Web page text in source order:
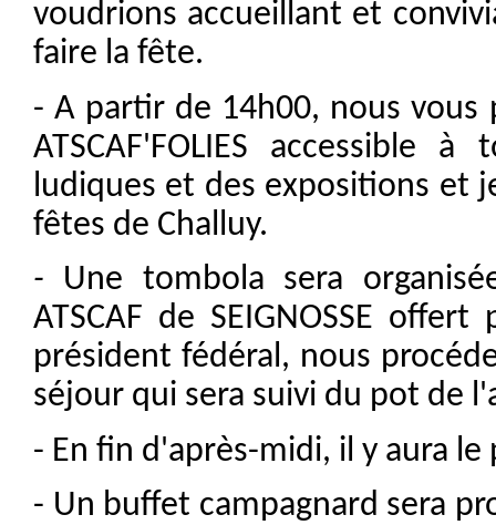
voudrions accueillant et
faire la fête.
- A partir de 14h00, nous
ATSCAF'FOLIES accessible
ludiques et des expositions et
fêtes de Challuy.
- Une tombola sera
ATSCAF de SEIGNOSSE
président fédéral, nous
séjour qui sera suivi du pot de
- En fin d'après-midi, il y aura
- Un buffet campagnard sera